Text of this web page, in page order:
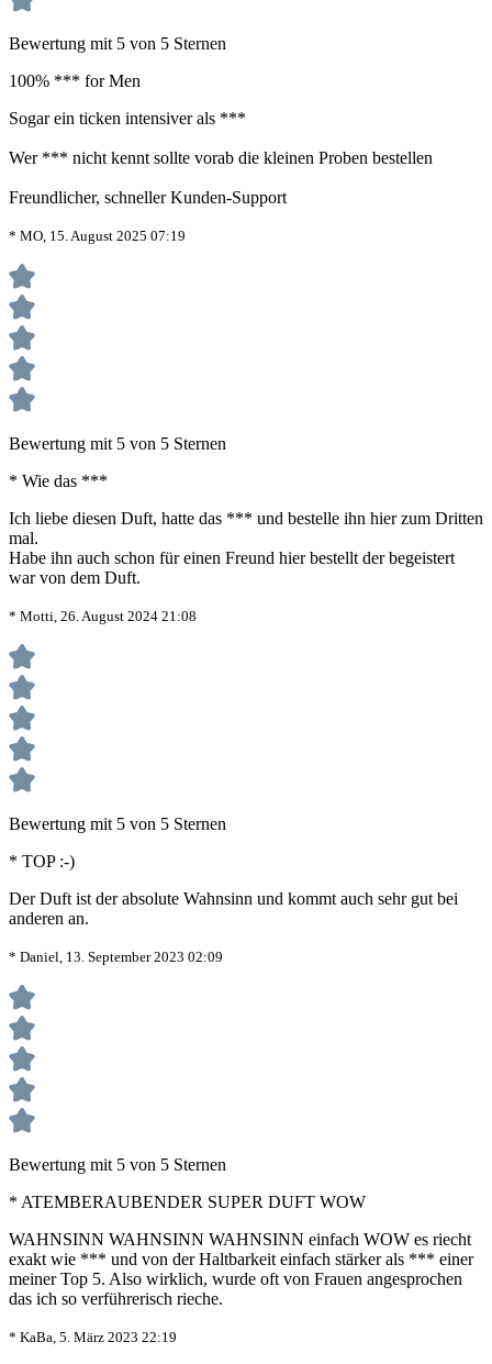
Bewertung mit 5 von 5 Sternen
100% *** for Men
Sogar ein ticken intensiver als ***
Wer *** nicht kennt sollte vorab die kleinen Proben bestellen
Freundlicher, schneller Kunden-Support
* MO, 15. August 2025 07:19
Bewertung mit 5 von 5 Sternen
* Wie das ***
Ich liebe diesen Duft, hatte das *** und bestelle ihn hier zum Dritten
mal.
Habe ihn auch schon für einen Freund hier bestellt der begeistert
war von dem Duft.
* Motti, 26. August 2024 21:08
Bewertung mit 5 von 5 Sternen
* TOP :-)
Der Duft ist der absolute Wahnsinn und kommt auch sehr gut bei
anderen an.
* Daniel, 13. September 2023 02:09
Bewertung mit 5 von 5 Sternen
* ATEMBERAUBENDER SUPER DUFT WOW
WAHNSINN WAHNSINN WAHNSINN einfach WOW es riecht
exakt wie *** und von der Haltbarkeit einfach stärker als *** einer
meiner Top 5. Also wirklich, wurde oft von Frauen angesprochen
das ich so verführerisch rieche.
* KaBa, 5. März 2023 22:19